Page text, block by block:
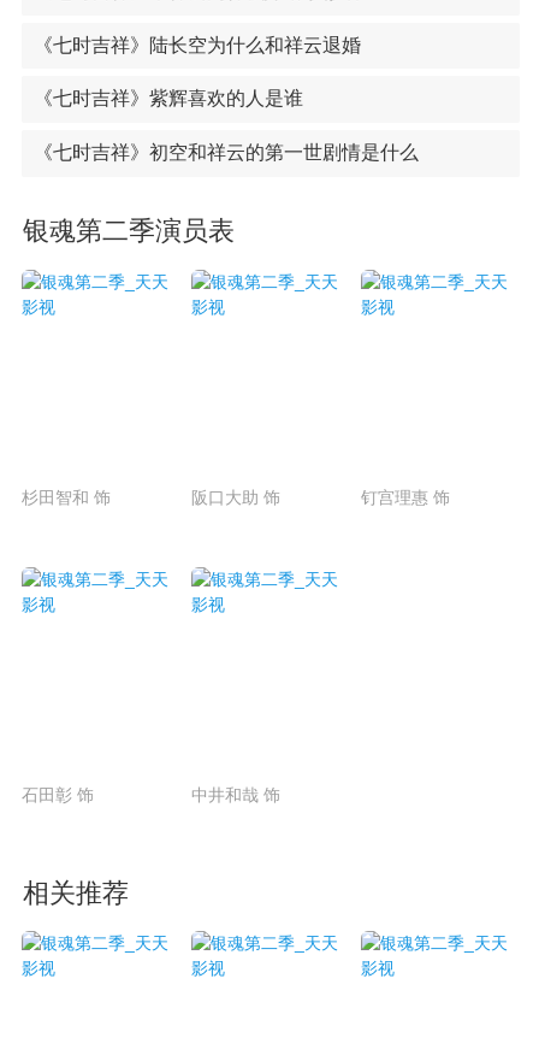
《七时吉祥》陆长空为什么和祥云退婚
《七时吉祥》紫辉喜欢的人是谁
《七时吉祥》初空和祥云的第一世剧情是什么
银魂第二季演员表
杉田智和 饰 阪口大助 饰 钉宫理惠 饰
石田彰 饰 中井和哉 饰
相关推荐